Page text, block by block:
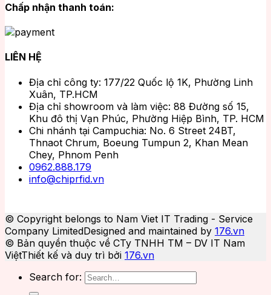
Chấp nhận thanh toán:
LIÊN HỆ
Địa chỉ công ty: 177/22 Quốc lộ 1K, Phường Linh
Xuân, TP.HCM
Địa chỉ showroom và làm việc: 88 Đường số 15,
Khu đô thị Vạn Phúc, Phường Hiệp Bình, TP. HCM
Chi nhánh tại Campuchia: No. 6 Street 24BT,
Thnaot Chrum, Boeung Tumpun 2, Khan Mean
Chey, Phnom Penh
0962.888.179
info@chiprfid.vn
© Copyright belongs to Nam Viet IT Trading - Service
Company LimitedDesigned and maintained by 176.vn
© Bản quyền thuộc về CTy TNHH TM – DV IT Nam
ViệtThiết kế và duy trì bởi 176.vn
Search for: